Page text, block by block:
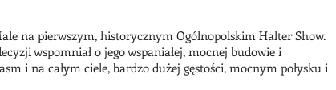
na pierwszym, historycznym Ogólnopolskim Halter Show.
wspomniał o jego wspaniałej, mocnej budowie i
i na całym ciele, bardzo dużej gęstości, mocnym połysku i